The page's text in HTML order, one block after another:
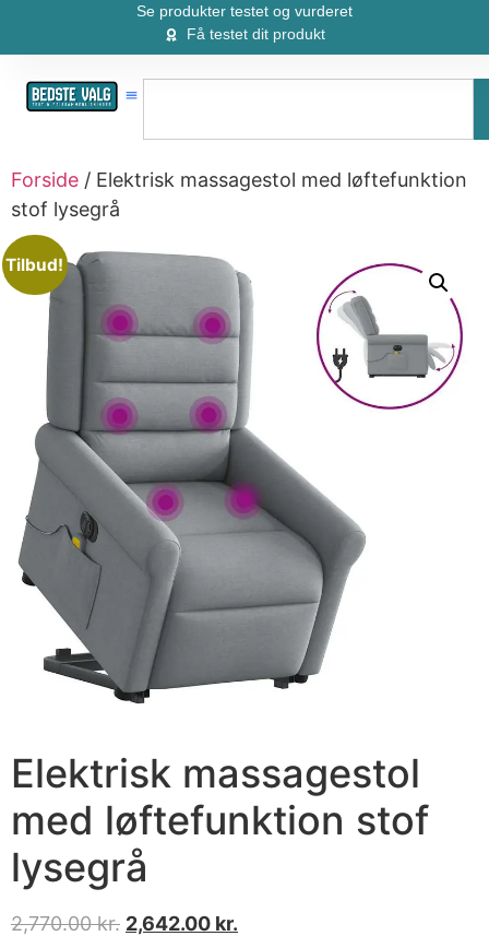
Se produkter testet og vurderet
Få testet dit produkt
Forside / Elektrisk massagestol med løftefunktion
stof lysegrå
Tilbud!
Elektrisk massagestol
med løftefunktion stof
lysegrå
2,770.00kr. 2,642.00 kr.